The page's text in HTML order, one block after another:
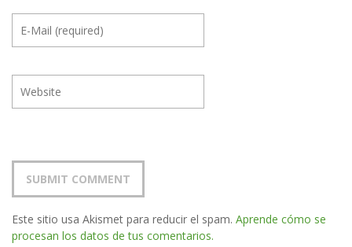
Este sitio usa Akismet para reducir el spam. Aprende cómo se
procesan los datos de tus comentarios.